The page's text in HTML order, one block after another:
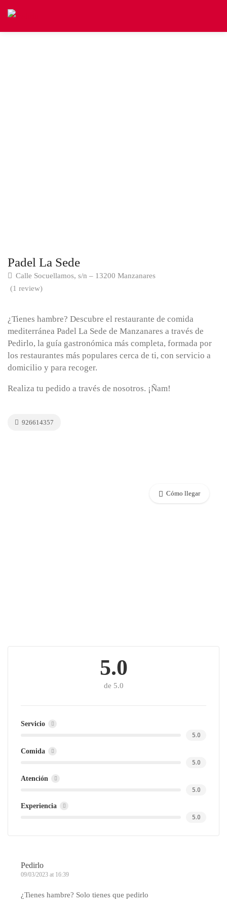
Padel La Sede
Calle Socuellamos, s/n – 13200 Manzanares
(1 review)
¿Tienes hambre? Descubre el restaurante de comida
mediterránea Padel La Sede de Manzanares a través de
Pedirlo, la guía gastronómica más completa, formada por
los restaurantes más populares cerca de ti, con servicio a
domicilio y para recoger.
Realiza tu pedido a través de nosotros. ¡Ñam!
926614357
Cómo llegar
5.0
de 5.0
Servicio
5.0
Comida
5.0
Atención
5.0
Experiencia
5.0
Pedirlo
09/03/2023 at 16:39
¿Tienes hambre? Solo tienes que pedirlo